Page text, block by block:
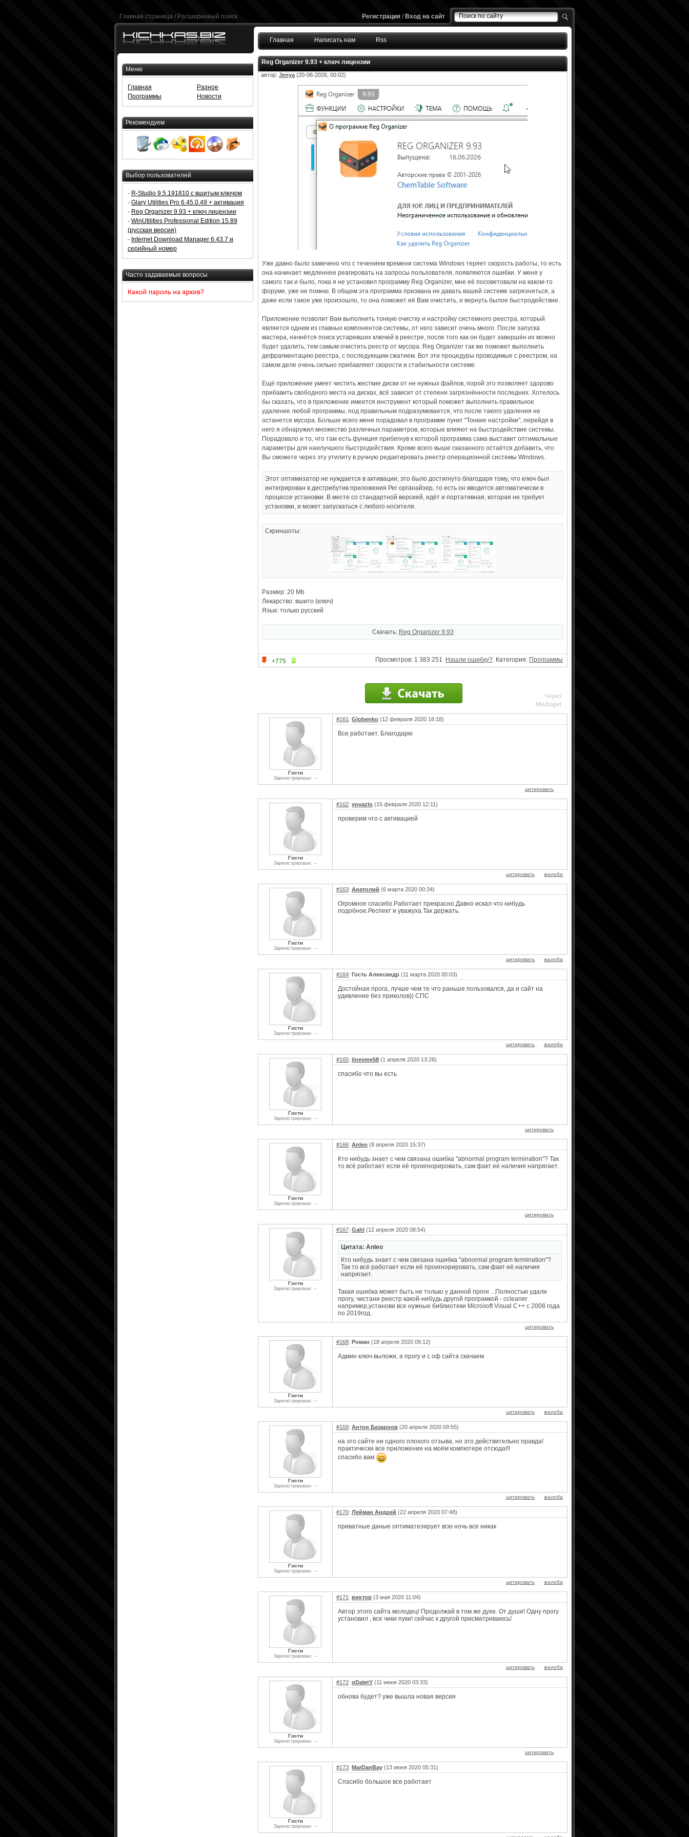
Главная страница / Расширенный поиск Регистрация / Вход на сайт
Главная Написать нам Rss
Reg Organizer 9.93 + ключ лицензии
автор: Jenya (20-06-2026, 00:02)
Уже давно было замечено что с течением времени система Windows теряет скорость работы, то есть
она начинает медленнее реагировать на запросы пользователя, появляются ошибки. У меня у
самого так и было, пока я не установил программу Reg Organizer, мне её посоветовали на каком-то
форуме, уже не помню. В общем эта программа призвана не давать вашей системе загрязняться, а
даже если такое уже произошло, то она поможет её Вам очистить, и вернуть былое быстродействие.
Приложение позволит Вам выполнить тонкую очистку и настройку системного реестра, который
является одним из главных компонентов системы, от него зависит очень много. После запуска
мастера, начнётся поиск устаревших ключей в реестре, после того как он будет завершён их можно
будет удалить, тем самым очистить реестр от мусора. Reg Organizer так же поможет выполнить
дефрагментацию реестра, с последующим сжатием. Вот эти процедуры проводимые с реестром, на
самом деле очень сильно прибавляют скорости и стабильности системе.
Ещё приложение умеет чистить жесткие диски от не нужных файлов, порой это позволяет здорово
прибавить свободного места на дисках, всё зависит от степени загрязнённости последних. Хотелось
бы сказать, что в приложение имеется инструмент который поможет выполнить правильное
удаление любой программы, под правильным подразумевается, что после такого удаления не
останется мусора. Больше всего меня порадовал в программе пункт "Тонкие настройки", перейдя в
него я обнаружил множество различных параметров, которые влияют на быстродействие системы.
Порадовало и то, что там есть функция прибегнув к которой программа сама выставит оптимальные
параметры для наилучшего быстродействия. Кроме всего выше сказанного остаётся добавить, что
Вы сможете через эту утилиту в ручную редактировать реестр операционной системы Windows.
Этот оптимизатор не нуждается в активации, это было достигнуто благодаря тому, что ключ был
интегрирован в дистрибутив приложения Рег органайзер, то есть он вводится автоматически в
процессе установки. В месте со стандартной версией, идёт и портативная, которая не требует
установки, и может запускаться с любого носителя.
Скриншоты:
Размер: 20 Mb
Лекарство: вшито (ключ)
Язык: только русский
Скачать: Reg Organizer 9.93
+775 Просмотров: 1 383 251 Нашли ошибку? Категория: Программы
Гости
Зарегистрирован: --
#161 : Globenko (12 февраля 2020 18:18)
Все работает. Благодарю
цитировать
Гости
Зарегистрирован: --
#162: vovazlo (15 февраля 2020 12:11)
проверим что с активацией
цитировать жалоба
Гости
Зарегистрирован: --
#163: Анатолий (6 марта 2020 00:34)
Огромное спасибо.Работает прекрасно.Давно искал что нибудь
подобное.Респект и уважуха.Так держать.
цитировать жалоба
Гости
Зарегистрирован: --
#164: Гость Александр (11 марта 2020 00:03)
Достойная прога, лучше чем те что раньше пользовался, да и сайт на
удивление без приколов)) СПС
цитировать жалоба
Гости
Зарегистрирован: --
#165: linevme58 (1 апреля 2020 13:26)
спасибо что вы есть
цитировать
Гости
Зарегистрирован: --
#166: Anleo (8 апреля 2020 15:37)
Кто нибудь знает с чем связана ошибка "abnormal program termination"? Так
то всё работает если её проигнорировать, сам факт её наличия напрягает.
цитировать
Гости
Зарегистрирован: --
#167: Gahl (12 апреля 2020 08:54)
Цитата: Anleo
Кто нибудь знает с чем связана ошибка "abnormal program termination"?
Так то всё работает если её проигнорировать, сам факт её наличия
напрягает.
Такая ошибка может быть не только у данной проги ...Полностью удали
прогу, чистани реестр какой-нибудь другой програмкой - ccleaner
например,установи все нужные библиотеки Microsoft Visual C++ с 2008 года
по 2019год.
цитировать
Гости
Зарегистрирован: --
#168: Роман (18 апреля 2020 09:12)
Админ ключ выложи, а прогу и с оф сайта скачаем
цитировать жалоба
Гости
Зарегистрирован: --
#169: Антон Базарнов (20 апреля 2020 09:55)
на это сайте ни одного плохого отзыва, но это действительно правда!
практически все приложения на моём компютере отсюда!!!
спасибо вам
цитировать жалоба
Гости
Зарегистрирован: --
#170: Лейман Андрей (22 апреля 2020 07:48)
приватные даные оптиматезирует всю ночь все никак
цитировать жалоба
Гости
Зарегистрирован: --
#171 : виктор (3 мая 2020 11:04)
Автор этого сайта молодец! Продолжай в том же духе. От души! Одну прогу
установил , все чики пуки! сейчас к другой присматриваюсь!
цитировать жалоба
Гости
Зарегистрирован: --
#172: oDaletY (11 июня 2020 03:33)
обнова будет? уже вышла новая версия
цитировать
Гости
Зарегистрирован: --
#173: MarDanBay (13 июня 2020 05:31)
Спасибо большое все работает
Меню
Главная
Программы
Разное
Новости
Рекомендуем
Выбор пользователей
- R-Studio 9.5.191810 с вшитым ключом
- Glary Utilities Pro 6.45.0.49 + активация
- Reg Organizer 9.93 + ключ лицензии
- WinUtilities Professional Edition 15.89
(русская версия)
- Internet Download Manager 6.43.7 и
серийный номер
Часто задаваемые вопросы